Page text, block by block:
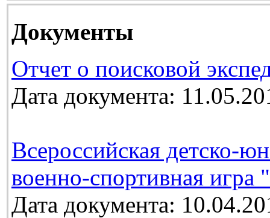
Документы
Отчет о поисковой
Дата документа:
Всероссийская детско-
военно-спортивная
Дата документа: